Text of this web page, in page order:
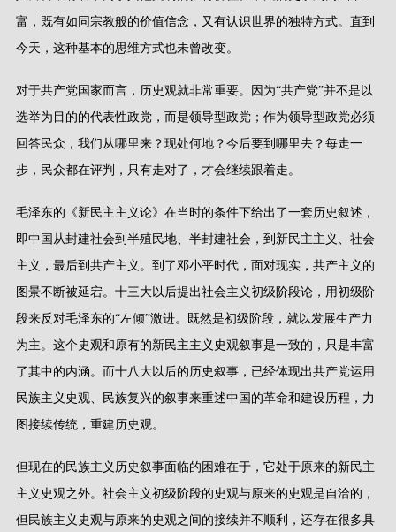
富，既有如同宗教般的价值信念，又有认识世界的独特方式。直到
今天，这种基本的思维方式也未曾改变。
对于共产党国家而言，历史观就非常重要。因为“共产党”并不是以
选举为目的的代表性政党，而是领导型政党；作为领导型政党必须
回答民众，我们从哪里来？现处何地？今后要到哪里去？每走一
步，民众都在评判，只有走对了，才会继续跟着走。
毛泽东的《新民主主义论》在当时的条件下给出了一套历史叙述，
即中国从封建社会到半殖民地、半封建社会，到新民主主义、社会
主义，最后到共产主义。到了邓小平时代，面对现实，共产主义的
图景不断被延宕。十三大以后提出社会主义初级阶段论，用初级阶
段来反对毛泽东的“左倾”激进。既然是初级阶段，就以发展生产力
为主。这个史观和原有的新民主主义史观叙事是一致的，只是丰富
了其中的内涵。而十八大以后的历史叙事，已经体现出共产党运用
民族主义史观、民族复兴的叙事来重述中国的革命和建设历程，力
图接续传统，重建历史观。
但现在的民族主义历史叙事面临的困难在于，它处于原来的新民主
主义史观之外。社会主义初级阶段的史观与原来的史观是自洽的，
但民族主义史观与原来的史观之间的接续并不顺利，还存在很多具